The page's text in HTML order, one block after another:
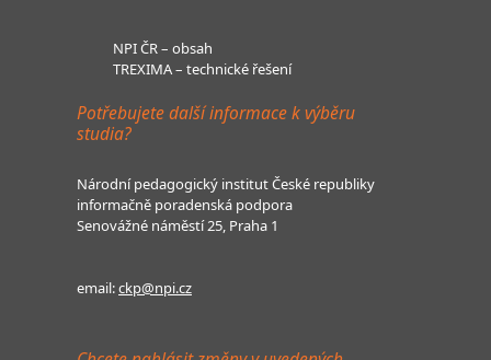
NPI ČR – obsah
TREXIMA – technické řešení
Potřebujete další informace k výběru
studia?
Národní pedagogický institut České republiky
informačně poradenská podpora
Senovážné náměstí 25, Praha 1
email:ckp@npi.cz